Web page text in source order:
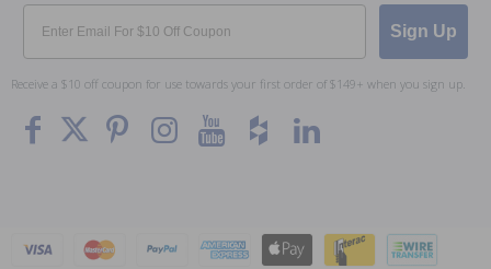
Email
Sign Up
Receive a $10 off coupon for use towards your first order of $149+ when you sign up.